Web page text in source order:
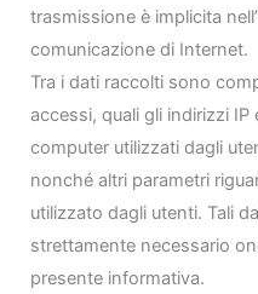
trasmissione è implicita
comunicazione di Internet.
Tra i dati raccolti sono
accessi, quali gli indirizzi
computer utilizzati dagli
nonché altri parametri
utilizzato dagli utenti. Tali
strettamente necessario
presente informativa.